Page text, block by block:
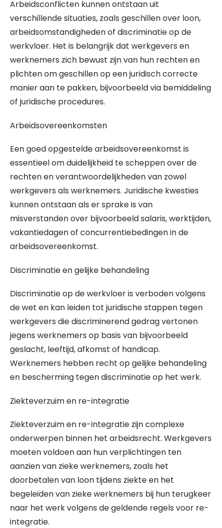
Arbeidsconflicten kunnen ontstaan uit
verschillende situaties, zoals geschillen over loon,
arbeidsomstandigheden of discriminatie op de
werkvloer. Het is belangrijk dat werkgevers en
werknemers zich bewust zijn van hun rechten en
plichten om geschillen op een juridisch correcte
manier aan te pakken, bijvoorbeeld via bemiddeling
of juridische procedures.
Arbeidsovereenkomsten
Een goed opgestelde arbeidsovereenkomst is
essentieel om duidelijkheid te scheppen over de
rechten en verantwoordelijkheden van zowel
werkgevers als werknemers. Juridische kwesties
kunnen ontstaan als er sprake is van
misverstanden over bijvoorbeeld salaris, werktijden,
vakantiedagen of concurrentiebedingen in de
arbeidsovereenkomst.
Discriminatie en gelijke behandeling
Discriminatie op de werkvloer is verboden volgens
de wet en kan leiden tot juridische stappen tegen
werkgevers die discriminerend gedrag vertonen
jegens werknemers op basis van bijvoorbeeld
geslacht, leeftijd, afkomst of handicap.
Werknemers hebben recht op gelijke behandeling
en bescherming tegen discriminatie op het werk.
Ziekteverzuim en re-integratie
Ziekteverzuim en re-integratie zijn complexe
onderwerpen binnen het arbeidsrecht. Werkgevers
moeten voldoen aan hun verplichtingen ten
aanzien van zieke werknemers, zoals het
doorbetalen van loon tijdens ziekte en het
begeleiden van zieke werknemers bij hun terugkeer
naar het werk volgens de geldende regels voor re-
integratie.